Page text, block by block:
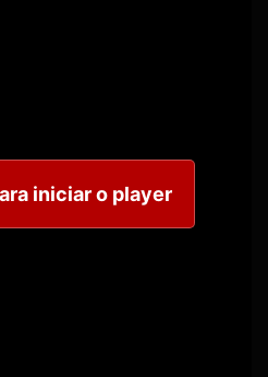
iniciar o player